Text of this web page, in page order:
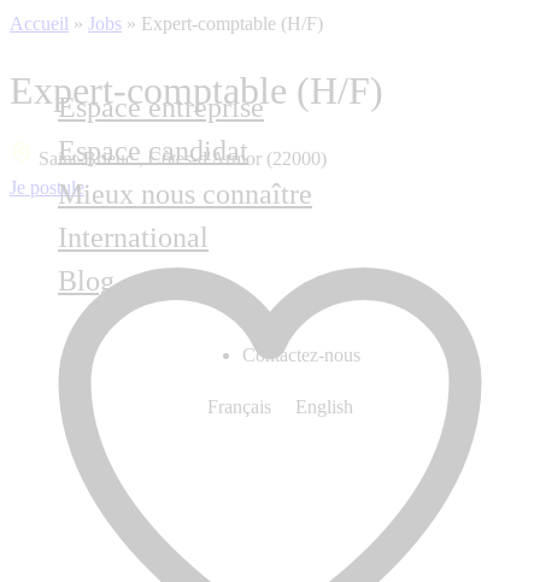
Espace entreprise
Espace candidat
Mieux nous connaître
International
Blog
Contactez-nous
Français English
Accueil » Jobs » Expert-comptable (H/F)
Expert-comptable (H/F)
Saint-Brieuc , Côtes-d'Armor (22000)
Je postule